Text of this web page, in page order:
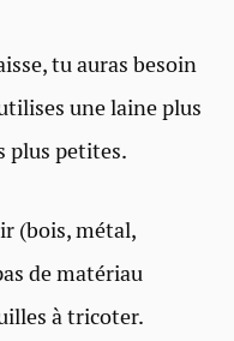
tu auras besoin
une laine plus
plus petites.
(bois, métal,
de matériau
à tricoter.